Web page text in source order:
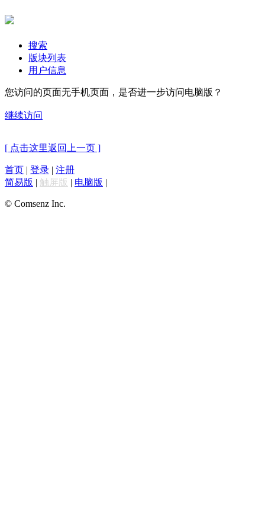
搜索
版块列表
用户信息
您访问的页面无手机页面，是否进一步访问电脑版？
继续访问
[ 点击这里返回上一页 ]
首页 | 登录 | 注册
简易版 | 触屏版 | 电脑版 |
© Comsenz Inc.